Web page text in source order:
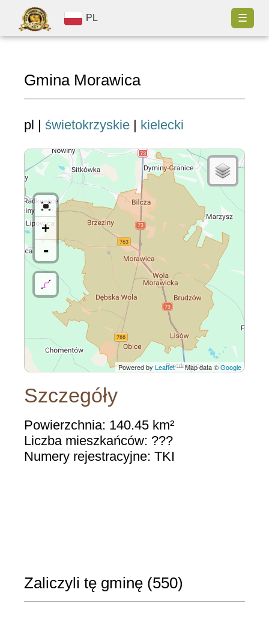
PL ☰
Gmina Morawica
pl | świetokrzyskie | kielecki
+
-
Powered by Leaflet— Map data ©Google
Szczegóły
Powierzchnia: 140.45 km²
Liczba mieszkańców: ???
Numery rejestracyjne: TKI
Zaliczyli tę gminę (550)